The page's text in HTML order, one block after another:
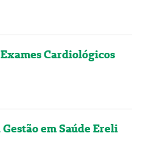
Cardiológicos
em Saúde Ereli